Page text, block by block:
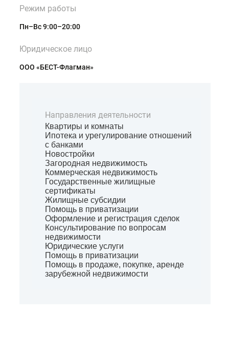
Режим работы
Пн–Вс 9:00–20:00
Юридическое лицо
ООО «БЕСТ-Флагман»
Направления деятельности
Квартиры и комнаты
Ипотека и урегулирование отношений
с банками
Новостройки
Загородная недвижимость
Коммерческая недвижимость
Государственные жилищные
сертификаты
Жилищные субсидии
Помощь в приватизации
Оформление и регистрация сделок
Консультирование по вопросам
недвижимости
Юридические услуги
Помощь в приватизации
Помощь в продаже, покупке, аренде
зарубежной недвижимости